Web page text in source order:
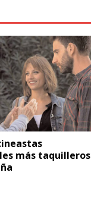
más taquilleros